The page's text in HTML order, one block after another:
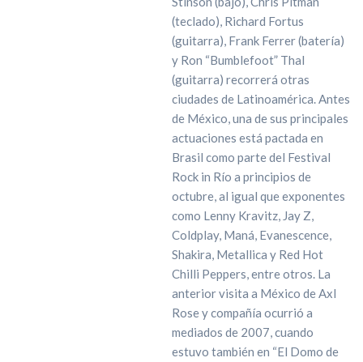
(teclado), Richard Fortus
(guitarra), Frank Ferrer (batería)
y Ron “Bumblefoot” Thal
(guitarra) recorrerá otras
ciudades de Latinoamérica. Antes
de México, una de sus principales
actuaciones está pactada en
Brasil como parte del Festival
Rock in Río a principios de
octubre, al igual que exponentes
como Lenny Kravitz, Jay Z,
Coldplay, Maná, Evanescence,
Shakira, Metallica y Red Hot
Chilli Peppers, entre otros. La
anterior visita a México de Axl
Rose y compañía ocurrió a
mediados de 2007, cuando
estuvo también en “El Domo de